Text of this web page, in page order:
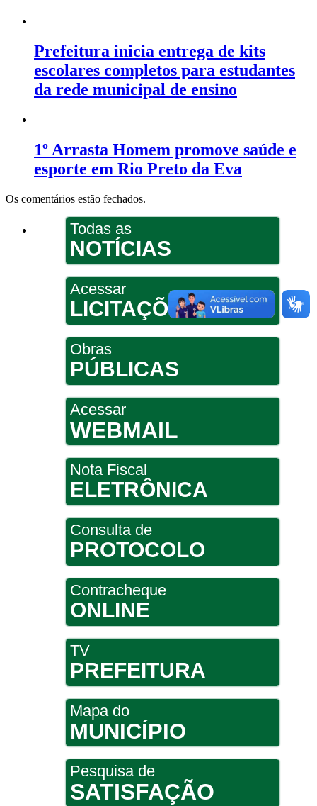
Prefeitura inicia entrega de kits
escolares completos para estudantes
da rede municipal de ensino
1º Arrasta Homem promove saúde e
esporte em Rio Preto da Eva
Os comentários estão fechados.
Todas as
NOTÍCIAS
Acessar
LICITAÇÕES
Obras
PÚBLICAS
Acessar
WEBMAIL
Nota Fiscal
ELETRÔNICA
Consulta de
PROTOCOLO
Contracheque
ONLINE
TV
PREFEITURA
Mapa do
MUNICÍPIO
Pesquisa de
SATISFAÇÃO